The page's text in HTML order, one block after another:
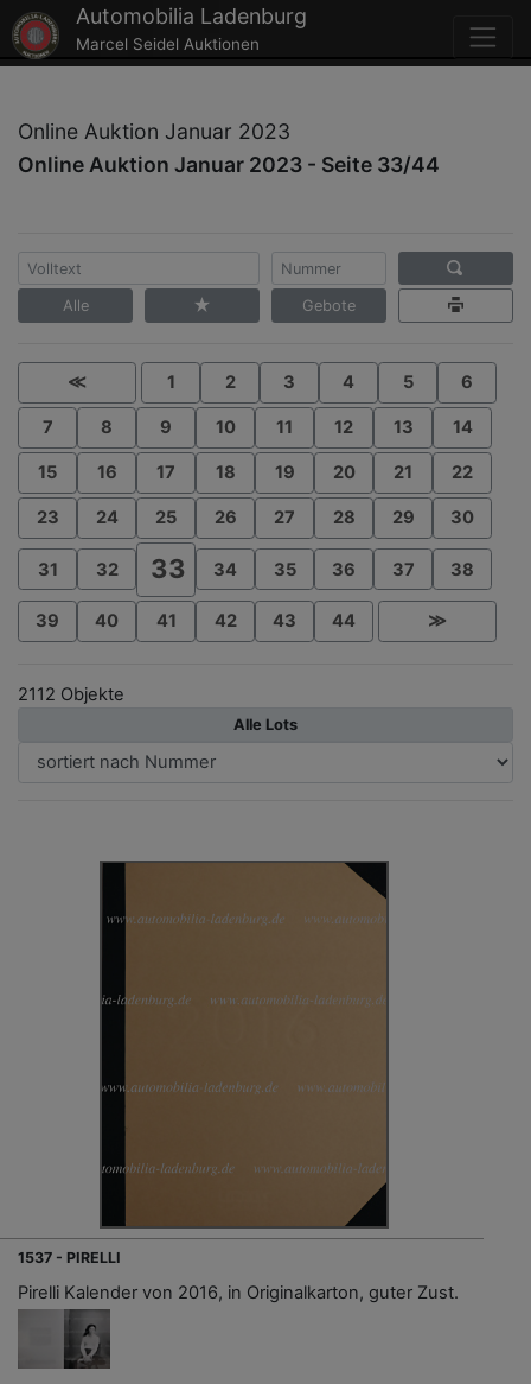
Automobilia Ladenburg
Marcel Seidel Auktionen
Online Auktion Januar 2023
Online Auktion Januar 2023 - Seite 33/44
Alle Gebote
≪ 1 2 3 4 5 6
7 8 9 10 11 12 13 14
15 16 17 18 19 20 21 22
23 24 25 26 27 28 29 30
31 32 33 34 35 36 37 38
39 40 41 42 43 44 ≫
2112 Objekte
Alle Lots
1537 - PIRELLI
Pirelli Kalender von 2016, in Originalkarton, guter Zust.